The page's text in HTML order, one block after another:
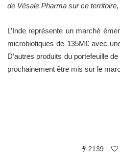
de Vésale Pharma sur ce
L’Inde représente un marché
microbiotiques de 135M€ avec
D’autres produits du portefeuille
prochainement être mis sur le
2139